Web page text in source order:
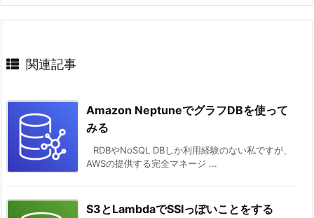
関連記事
Amazon NeptuneでグラフDBを使って
みる
RDBやNoSQL DBしか利用経験のない私ですが、
AWSの提供する完全マネージ ...
S3とLambdaでSSIっぽいことをする